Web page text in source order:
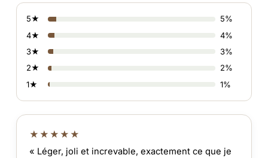
5★
5%
4★
4%
3★
3%
2★
2%
1★
1%
★★★★★
« Léger, joli et increvable, exactement ce que je